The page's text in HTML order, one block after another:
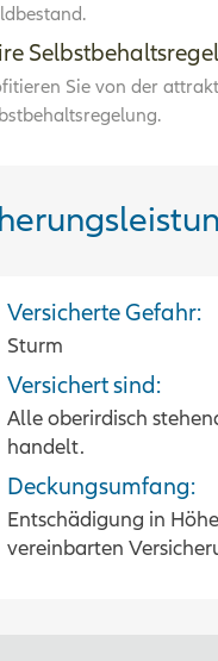
Sie von der
Versicherte Gefahr:
Sturm
Versichert sind:
Alle oberirdisch
handelt.
Deckungsumfang:
Entschädigung in
vereinbarten